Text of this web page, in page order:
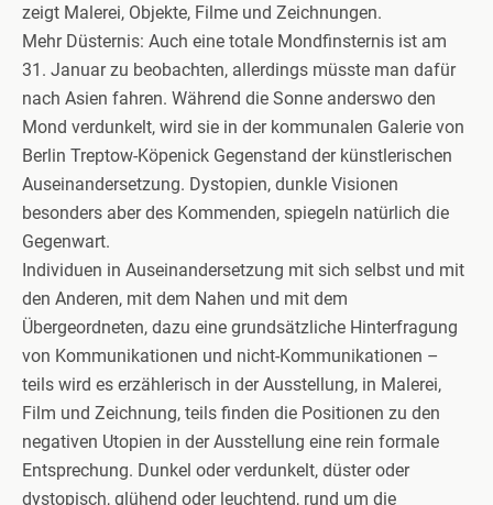
zeigt Malerei, Objekte, Filme und Zeichnungen.
Mehr Düsternis: Auch eine totale Mondfinsternis ist am
31. Januar zu beobachten, allerdings müsste man dafür
nach Asien fahren. Während die Sonne anderswo den
Mond verdunkelt, wird sie in der kommunalen Galerie von
Berlin Treptow-Köpenick Gegenstand der künstlerischen
Auseinandersetzung. Dystopien, dunkle Visionen
besonders aber des Kommenden, spiegeln natürlich die
Gegenwart.
Individuen in Auseinandersetzung mit sich selbst und mit
den Anderen, mit dem Nahen und mit dem
Übergeordneten, dazu eine grundsätzliche Hinterfragung
von Kommunikationen und nicht-Kommunikationen –
teils wird es erzählerisch in der Ausstellung, in Malerei,
Film und Zeichnung, teils finden die Positionen zu den
negativen Utopien in der Ausstellung eine rein formale
Entsprechung. Dunkel oder verdunkelt, düster oder
dystopisch, glühend oder leuchtend, rund um die